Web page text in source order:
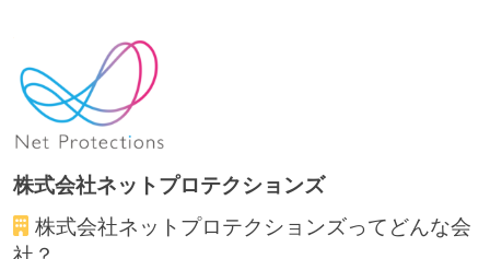
ベースで行われる
自動（＝システム化され、1コマンドで実行できる）
ビルド、自動デプロイ環境が整備されている
コードによるインフラ構成管理（Infrastructure as
Code）の環境が整備されている
オープンな情報共有
株式会社ネットプロテクションズ
株式会社ネットプロテクションズってどんな会